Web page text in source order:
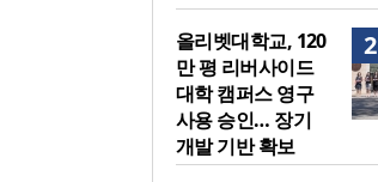
2
올리벳대학교, 120
만 평 리버사이드
대학 캠퍼스 영구
사용 승인… 장기
개발 기반 확보